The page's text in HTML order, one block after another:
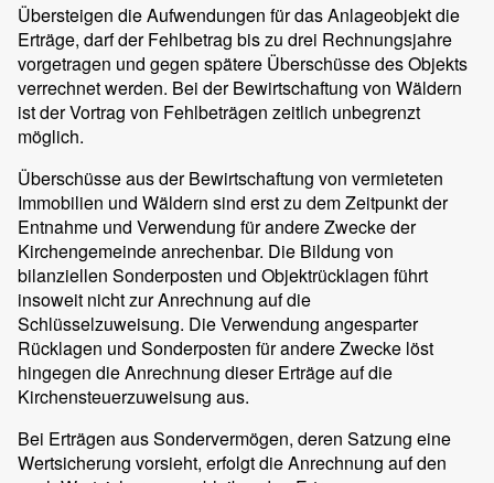
Übersteigen die Aufwendungen für das Anlageobjekt die
Erträge, darf der Fehlbetrag bis zu drei Rechnungsjahre
vorgetragen und gegen spätere Überschüsse des Objekts
verrechnet werden. Bei der Bewirtschaftung von Wäldern
ist der Vortrag von Fehlbeträgen zeitlich unbegrenzt
möglich.
Überschüsse aus der Bewirtschaftung von vermieteten
Immobilien und Wäldern sind erst zu dem Zeitpunkt der
Entnahme und Verwendung für andere Zwecke der
Kirchengemeinde anrechenbar. Die Bildung von
bilanziellen Sonderposten und Objektrücklagen führt
insoweit nicht zur Anrechnung auf die
Schlüsselzuweisung. Die Verwendung angesparter
Rücklagen und Sonderposten für andere Zwecke löst
hingegen die Anrechnung dieser Erträge auf die
Kirchensteuerzuweisung aus.
Bei Erträgen aus Sondervermögen, deren Satzung eine
Wertsicherung vorsieht, erfolgt die Anrechnung auf den